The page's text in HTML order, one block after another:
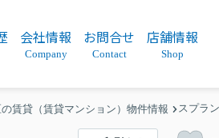
会社情報
Company
お問合せ
Contact
店舗情報
Shop
の賃貸（賃貸マンション）物件情報 スプラ